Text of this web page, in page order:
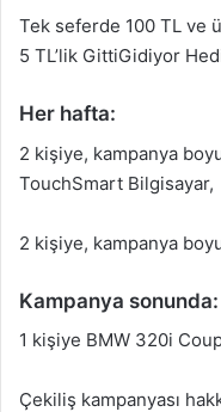
Tek seferde 100 TL ve
5 TL’lik GittiGidiyor
Her hafta:
2 kişiye, kampanya
TouchSmart Bilgisayar,
2 kişiye, kampanya
Kampanya sonunda:
1 kişiye BMW 320i
Çekiliş kampanyası